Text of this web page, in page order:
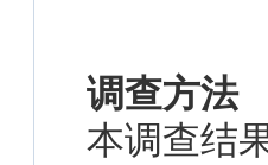
调查方法
本调查结